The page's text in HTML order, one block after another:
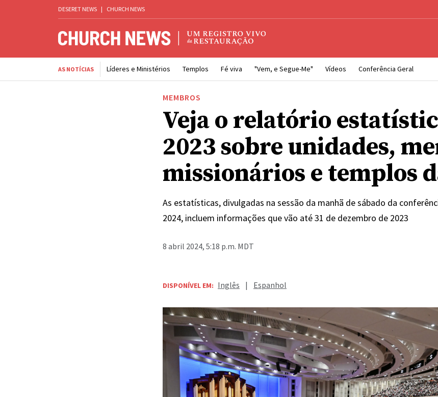
DESERET NEWS | CHURCH NEWS
AS NOTÍCIAS Líderes e Ministérios Templos Fé viva "Vem, e Segue-Me" Vídeos Conferência Geral
MEMBROS
Veja o relatório
2023 sobre unidades,
missionários e templos
As estatísticas, divulgadas na sessão da manhã de sábado da
2024, incluem informações que vão até 31 de dezembro de 2023
8 abril 2024, 5:18 p.m. MDT
DISPONÍVEL EM: Inglês | Espanhol